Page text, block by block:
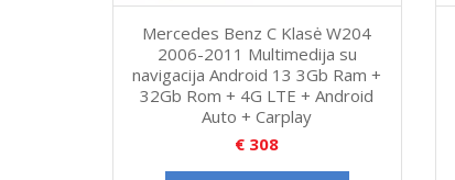
Mercedes Benz C Klasė W204
2006-2011 Multimedija su
navigacija Android 13 3Gb Ram +
32Gb Rom + 4G LTE + Android
Auto + Carplay
€ 308